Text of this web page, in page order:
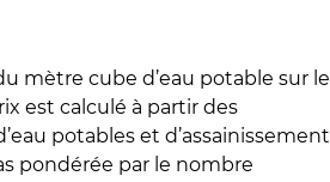
mètre cube d’eau potable sur le
est calculé à partir des
potables et d’assainissement
pondérée par le nombre